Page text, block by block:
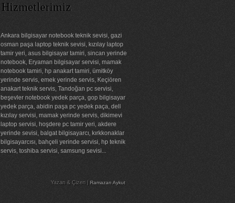
Hizmetlerimiz
Ankara bilgisayar notebook teknik sevisi, gazi
osman paşa laptop teknik sevisi, kızılay laptop
tamir yeri, asus bilgisayar tamiri, sincan yerinde
notebook, Eryaman bilgisayar servisi, mamak
notebook tamiri, hp anakart tamiri, ümitköy
yerinde servis, emek yerinde servis, Keçiören
anakart teknik servis, Tandoğan pc servisi,
beşevler notebook yedek parça, gop bilgisayar
yedek parça, abidin paşa pc yedek paça, dell
kızılay servisi, mamak yerinde servis, dikimevi
laptop servisi, hoşdere pc tamir yeri, akdere
yerinde sevisi, balgat bilgisayarcı, kırkkonaklar
bilgisayarcısı, bahçeli yerinde servisi, hp teknik
servis, toshiba servisi, samsung sevisi...
Yazan & Çizen | Ramazan Aykut